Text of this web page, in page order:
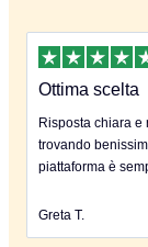
Ottima scelta
Risposta chiara
trovando
piattaforma è
Greta T.